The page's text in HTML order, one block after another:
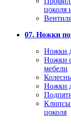
цоколя
07. Ножки
Ножки
Ножки
мебели
Ножки
Клипсы
цоколя